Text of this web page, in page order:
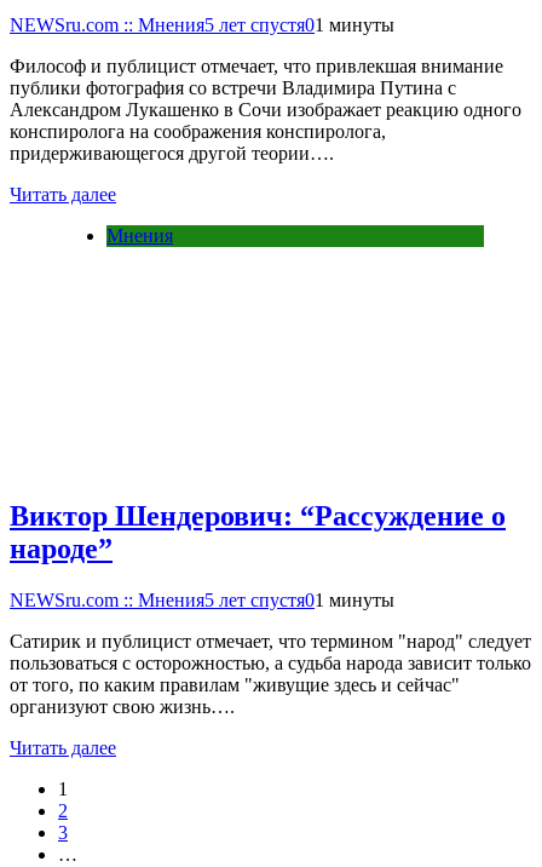
NEWSru.com :: Мнения5 лет спустя01 минуты
Философ и публицист отмечает, что привлекшая внимание
публики фотография со встречи Владимира Путина с
Александром Лукашенко в Сочи изображает реакцию одного
конспиролога на соображения конспиролога,
придерживающегося другой теории….
Читать далее
Мнения
Виктор Шендерович: “Рассуждение о
народе”
NEWSru.com :: Мнения5 лет спустя01 минуты
Сатирик и публицист отмечает, что термином "народ" следует
пользоваться с осторожностью, а судьба народа зависит только
от того, по каким правилам "живущие здесь и сейчас"
организуют свою жизнь….
Читать далее
1
2
3
…